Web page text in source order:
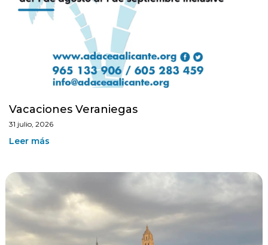
Vacaciones Veraniegas
31 julio, 2026
Leer más